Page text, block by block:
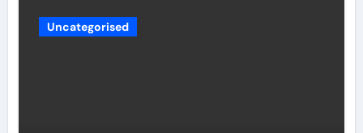
Uncategorised